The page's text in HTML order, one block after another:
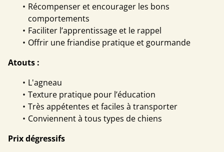
Récompenser et encourager les bons
comportements
Faciliter l’apprentissage et le rappel
Offrir une friandise pratique et gourmande
Atouts :
L'agneau
Texture pratique pour l’éducation
Très appétentes et faciles à transporter
Conviennent à tous types de chiens
Prix dégressifs